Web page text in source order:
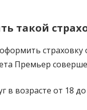
такой
страховку
Премьер
в возрасте от 18